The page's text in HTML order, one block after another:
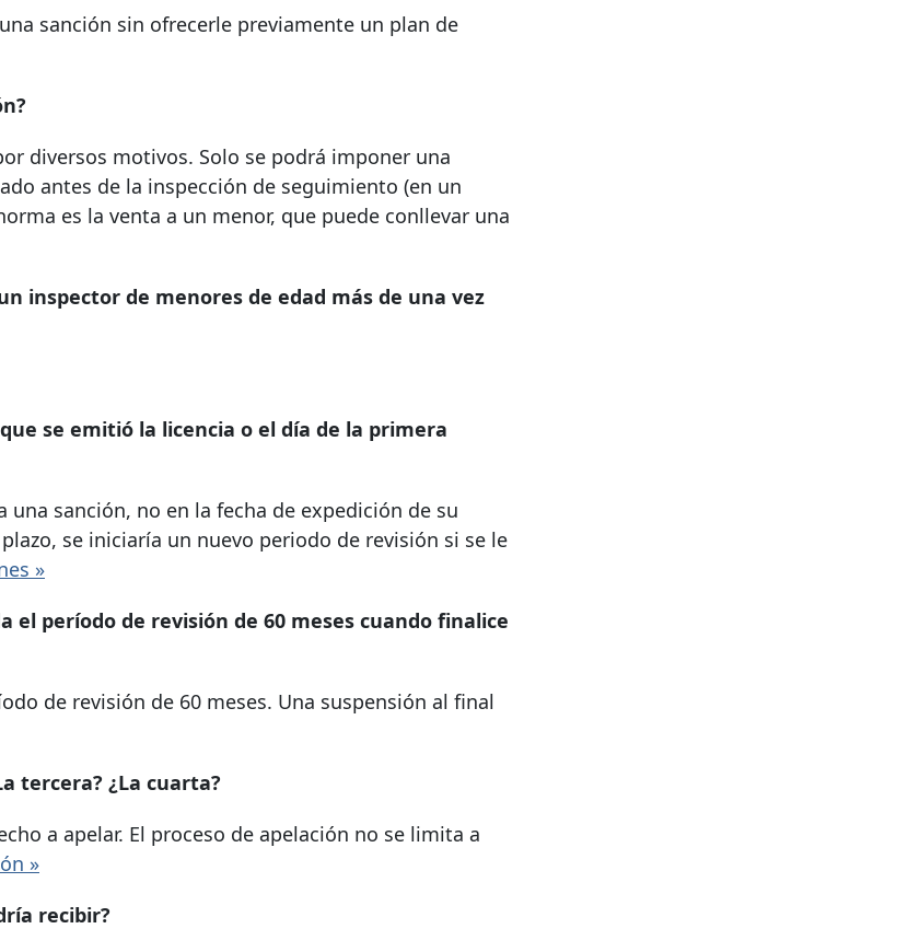
sanción sin ofrecerle previamente un plan de
diversos motivos. Solo se podrá imponer una
antes de la inspección de seguimiento (en un
es la venta a un menor, que puede conllevar una
inspector de menores de edad más de una vez
se emitió la licencia o el día de la primera
sanción, no en la fecha de expedición de su
se iniciaría un nuevo periodo de revisión si se le
»
el período de revisión de 60 meses cuando finalice
de revisión de 60 meses. Una suspensión al final
tercera? ¿La cuarta?
a apelar. El proceso de apelación no se limita a
»
recibir?